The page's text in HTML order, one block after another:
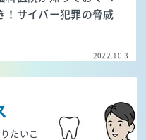
！サイバー犯罪の脅威
2022.10.3
たいこ